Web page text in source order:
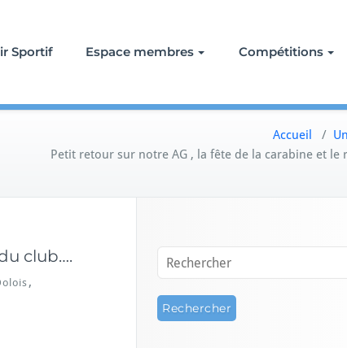
Sportif Espace membres Compétitions
Accueil /
Petit retour sur notre AG , la fête de la carabine et
club….
,